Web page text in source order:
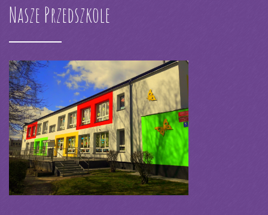
Nasze Przedszkole